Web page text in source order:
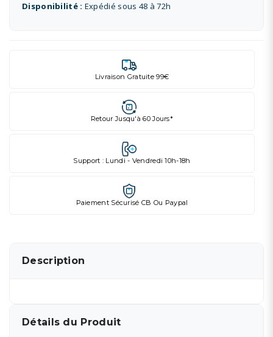
Disponibilité : Expédié sous 48 à 72h
Livraison Gratuite 99€
Retour Jusqu'à 60 Jours*
Support : Lundi - Vendredi 10h-18h
Paiement Sécurisé CB Ou Paypal
Description
Détails du Produit